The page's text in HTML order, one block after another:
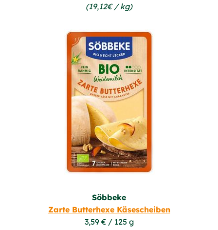
(19,12€ / kg)
Söbbeke
Zarte Butterhexe Käsescheiben
3,59 € / 125 g